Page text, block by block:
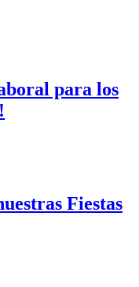
para los
Fiestas